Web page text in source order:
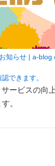
知らせ | a-blog
できます。
ービスの向
。